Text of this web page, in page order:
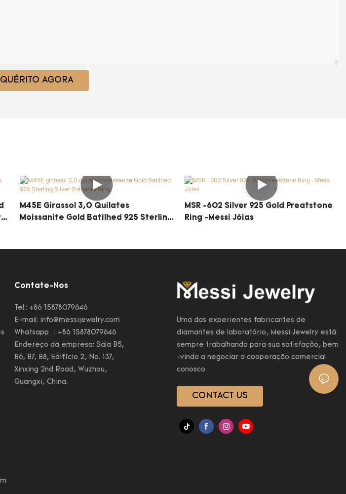
AGORA
M45E Girassol 3,0 Quilates
Moissanite Gold Batilhed 925 Sterling
MSR -602 Silver 925 Gold Preatstone
Ring -Messi Jóias
Contate-Nos
Tel.: +86 15878079646
E-mail: info@messijewelry.com
Whatsapp ：+86 15878079646
Endereço da empresa: Sala B5,
B6, B7, B8, Edifício 2, No. 137,
Xinxing 2nd Road, Wuzhou,
Guangxi, China.
Uma das experientes fabricantes de
diamantes de laboratório, Messi Jewelry está
sempre trabalhando para sua satisfação, bem
-vindo a negociar a cooperação comercial
conosco
CONTACT US